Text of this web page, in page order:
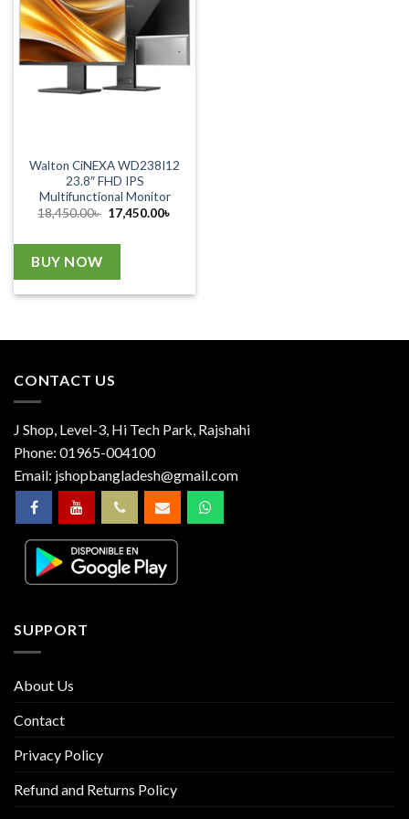
Walton CiNEXA WD238I12
23.8″ FHD IPS
Multifunctional Monitor
18,450.00৳ Original
price
18,450.00৳ .
17,450.00৳
BUY NOW
CONTACT US
J Shop, Level-3, Hi Tech Park, Rajshahi
Phone: 01965-004100
Email: jshopbangladesh@gmail.com
SUPPORT
About Us
Contact
Privacy Policy
Refund and Returns Policy